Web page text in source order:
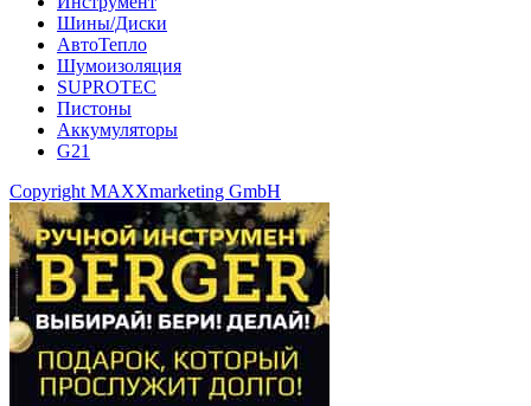
Шины/Диски
АвтоТепло
Шумоизоляция
SUPROTEC
Пистоны
Аккумуляторы
G21
Copyright MAXXmarketing GmbH